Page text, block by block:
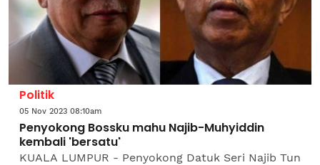
Politik
05 Nov 2023 08:10am
Penyokong Bossku mahu Najib-Muhyiddin
kembali 'bersatu'
KUALA LUMPUR - Penyokong Datuk Seri Najib Tun